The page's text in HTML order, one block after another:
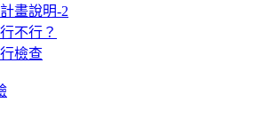
畫說明-2
不行？
檢查